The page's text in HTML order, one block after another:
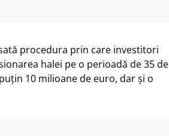
procedura prin care investitori
halei pe o perioadă de 35 de
10 milioane de euro, dar și o